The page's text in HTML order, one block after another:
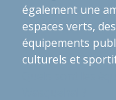
également une
espaces verts,
équipements
culturels et